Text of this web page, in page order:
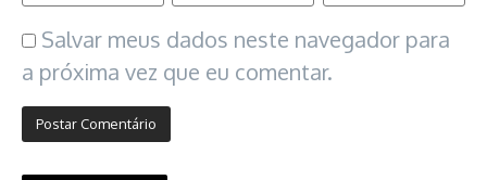
Salvar meus dados neste navegador para
a próxima vez que eu comentar.